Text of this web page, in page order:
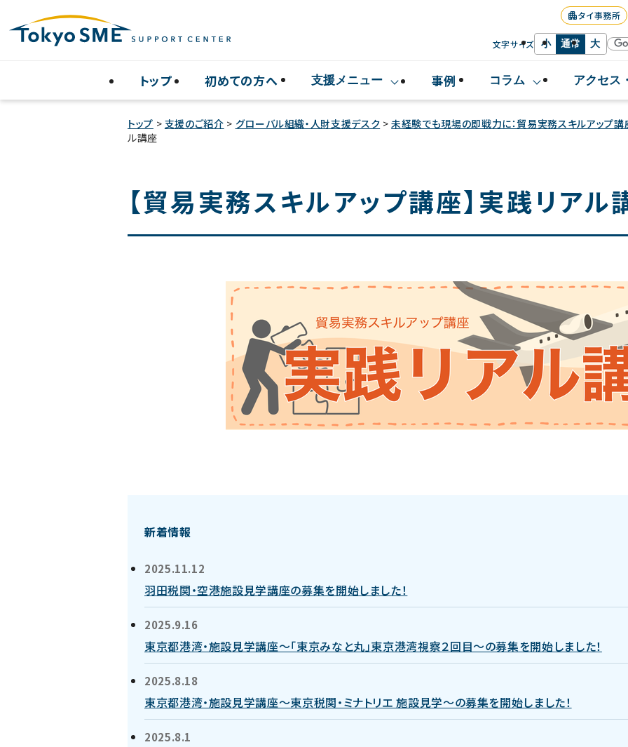
タイ事務所
文字サイズ 小 通常 大
トップ 初めての方へ 支援メニュー 事例 コラム アクセス
トップ > 支援のご紹介 > グローバル組織・人財支援デスク >未経験でも現場の即戦力に：貿易実務スキルアップ講
ル講座
【貿易実務スキルアップ講座】実践リア
新着情報
2025.11.12
羽田税関・空港施設見学講座の募集を開始しました！
2025.9.16
東京都港湾・施設見学講座～「東京みなと丸」東京港湾視察２回目～の募集を開始しました！
2025.8.18
東京都港湾・施設見学講座～東京税関・ミナトリエ 施設見学～の募集を開始しました！
2025.8.1